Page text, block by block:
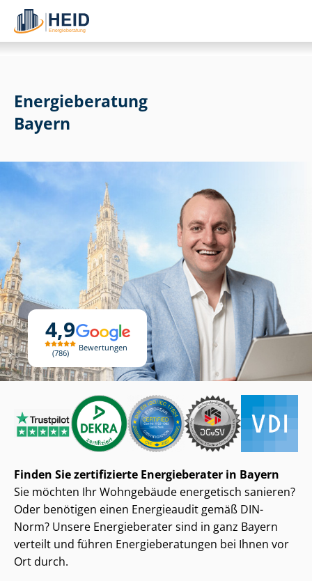
4,9
786
Bewertungen
Energieberatung
Bayern
Finden Sie zertifizierte Energieberater in Bayern
Sie möchten Ihr Wohngebäude energetisch sanieren?
Oder benötigen einen Energieaudit gemäß DIN-
Norm? Unsere Energieberater sind in ganz Bayern
verteilt und führen En­er­gie­be­ra­tun­gen bei Ihnen vor
Ort durch.